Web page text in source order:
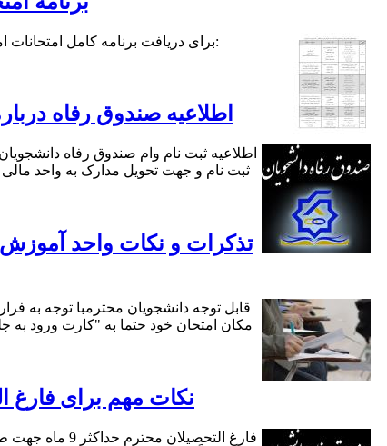
اطلاعیه صندوق رفاه
تذکرات و نکات واحد
نکات مهم برای فارغ